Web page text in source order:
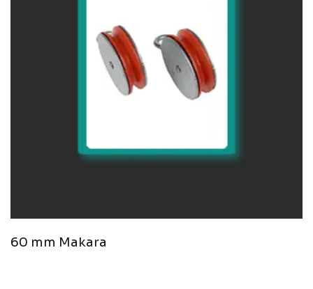
60 mm Makara